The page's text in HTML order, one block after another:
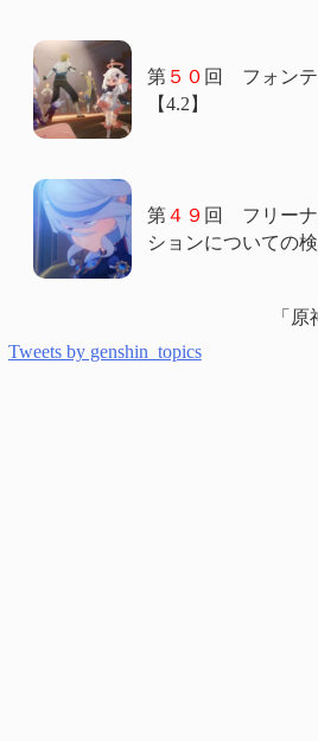
第５０ 回 フォン
【4.2】
第４９ 回 フリーナ
ションについての
「
Tweets by genshin_topics